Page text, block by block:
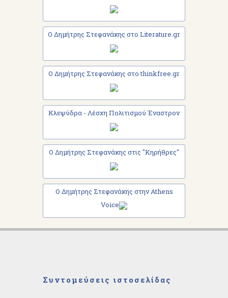
Ο Δημήτρης Στεφανάκης στο Literature.gr
Ο Δημήτρης Στεφανάκης στο thinkfree.gr
Κλεψύδρα - Λέσχη Πολιτισμού Έναστρον
Ο Δημήτρης Στεφανάκης στις "Κηρήθρες"
Ο Δημήτρης Στεφανάκης στην Athens
Voice
Συντομεύσεις ιστοσελίδας